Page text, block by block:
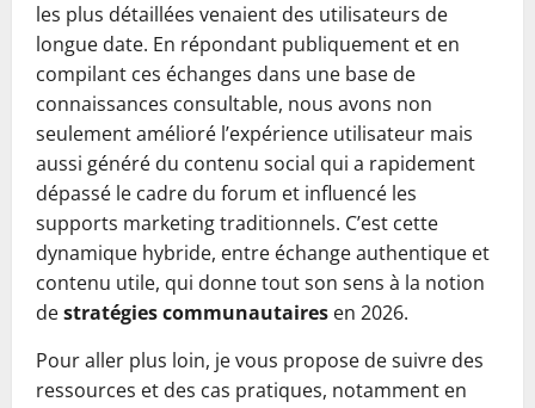
les plus détaillées venaient des utilisateurs de
longue date. En répondant publiquement et en
compilant ces échanges dans une base de
connaissances consultable, nous avons non
seulement amélioré l’expérience utilisateur mais
aussi généré du contenu social qui a rapidement
dépassé le cadre du forum et influencé les
supports marketing traditionnels. C’est cette
dynamique hybride, entre échange authentique et
contenu utile, qui donne tout son sens à la notion
destratégies communautaires en 2026.
Pour aller plus loin, je vous propose de suivre des
ressources et des cas pratiques, notamment en